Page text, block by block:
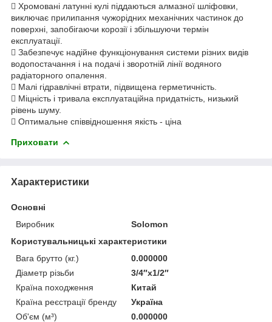
 Хромовані латунні кулі піддаються алмазної шліфовки,
виключає прилипання чужорідних механічних частинок до
поверхні, запобігаючи корозії і збільшуючи термін
експлуатації.
 Забезпечує надійне функціонування системи різних видів
водопостачання і на подачі і зворотній лінії водяного
радіаторного опалення.
 Малі гідравлічні втрати, підвищена герметичність.
 Міцність і тривала експлуатаційна придатність, низький
рівень шуму.
 Оптимальне співвідношення якість - ціна
Приховати
Характеристики
Основні
Виробник
Solomon
Користувальницькі характеристики
Вага брутто (кг.)
0.000000
Діаметр різьби
3/4″x1/2″
Країна походження
Китай
Країна реєстрації бренду
Україна
Об'єм (м³)
0.000000